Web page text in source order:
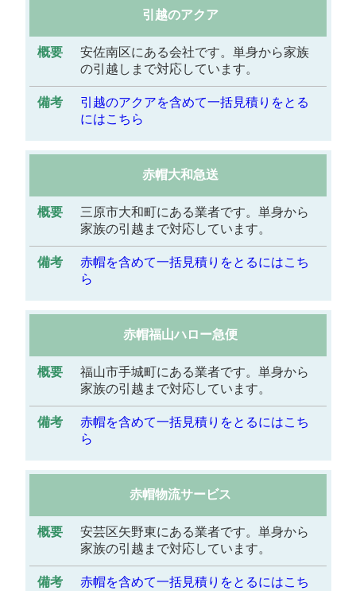
引越のアクア
安佐南区にある会社です。単身から家族
の引越しまで対応しています。
引越のアクアを含めて一括見積りをとる
にはこちら
赤帽大和急送
三原市大和町にある業者です。単身から
家族の引越まで対応しています。
赤帽を含めて一括見積りをとるにはこち
ら
赤帽福山ハロー急便
福山市手城町にある業者です。単身から
家族の引越まで対応しています。
赤帽を含めて一括見積りをとるにはこち
ら
赤帽物流サービス
安芸区矢野東にある業者です。単身から
家族の引越まで対応しています。
赤帽を含めて一括見積りをとるにはこち